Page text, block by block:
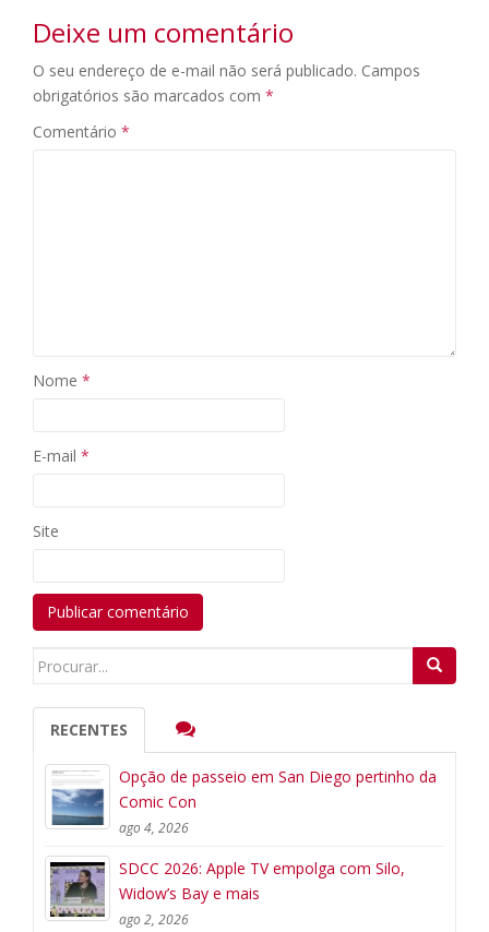
Deixe um comentário
O seu endereço de e-mail não será publicado. Campos
obrigatórios são marcados com *
Comentário *
Nome *
E-mail *
Site
Search
RECENTES
Opção de passeio em San Diego pertinho da
Comic Con
ago 4, 2026
SDCC 2026: Apple TV empolga com Silo,
Widow’s Bay e mais
ago 2, 2026